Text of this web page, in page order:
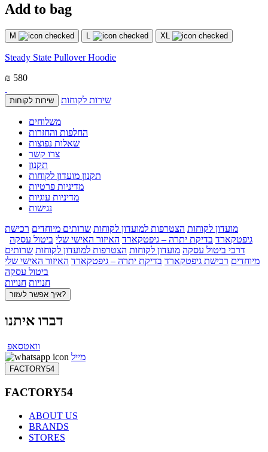
Add to bag
M XL
Steady State Pullover Hoodie
₪ 580
שירות לקוחות שירות לקוחות
משלוחים
החלפות והחזרות
שאלות נפוצות
צרו קשר
תקנון
תקנון מועדון לקוחות
מדיניות פרטיות
מדיניות עוגיות
נגישות
מועדון לקוחות הצטרפות למועדון לקוחות שרותים מיוחדים רכישת
גיפטקארד בדיקת יתרה – גיפטקארד האיזור האישי שלי ביטול עסקה
דרכי ביטול עסקה מועדון לקוחות הצטרפות למועדון לקוחות שרותים
מיוחדים רכישת גיפטקארד בדיקת יתרה – גיפטקארד האיזור האישי שלי
ביטול עסקה
חנויות חנויות
איך אפשר לעזור?
דברו איתנו
וואטסאפ
מייל
FACTORY54
FACTORY54
ABOUT US
BRANDS
STORES